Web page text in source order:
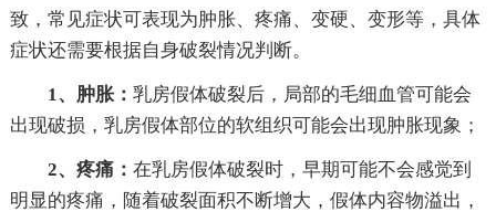
致，常见症状可表现为肿胀、疼痛、变硬、变形等，具体
症状还需要根据自身破裂情况判断。
1、肿胀： 乳房假体破裂后，局部的毛细血管可能会
出现破损，乳房假体部位的软组织可能会出现肿胀现象；
2、疼痛： 在乳房假体破裂时，早期可能不会感觉到
明显的疼痛，随着破裂面积不断增大，假体内容物溢出，